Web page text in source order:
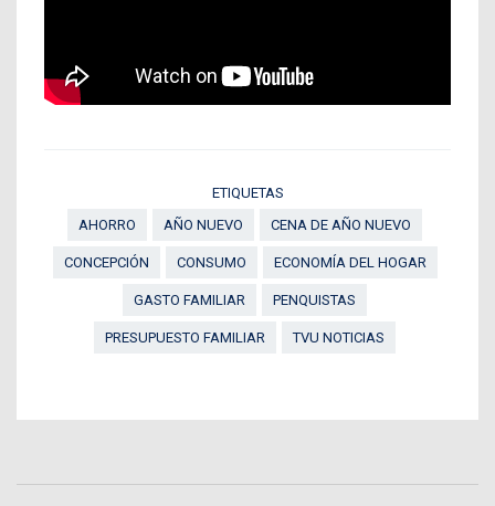
ETIQUETAS
AHORRO
AÑO NUEVO CENA DE AÑO NUEVO
CONCEPCIÓN CONSUMO ECONOMÍA DEL HOGAR
GASTO FAMILIAR PENQUISTAS
PRESUPUESTO FAMILIAR TVU NOTICIAS